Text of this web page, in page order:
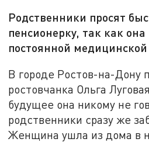
Родственники просят
пенсионерку, так как
постоянной
В городе Ростов-на-Дону
ростовчанка Ольга
будущее она никому не
родственники сразу же
Женщина ушла из дома в